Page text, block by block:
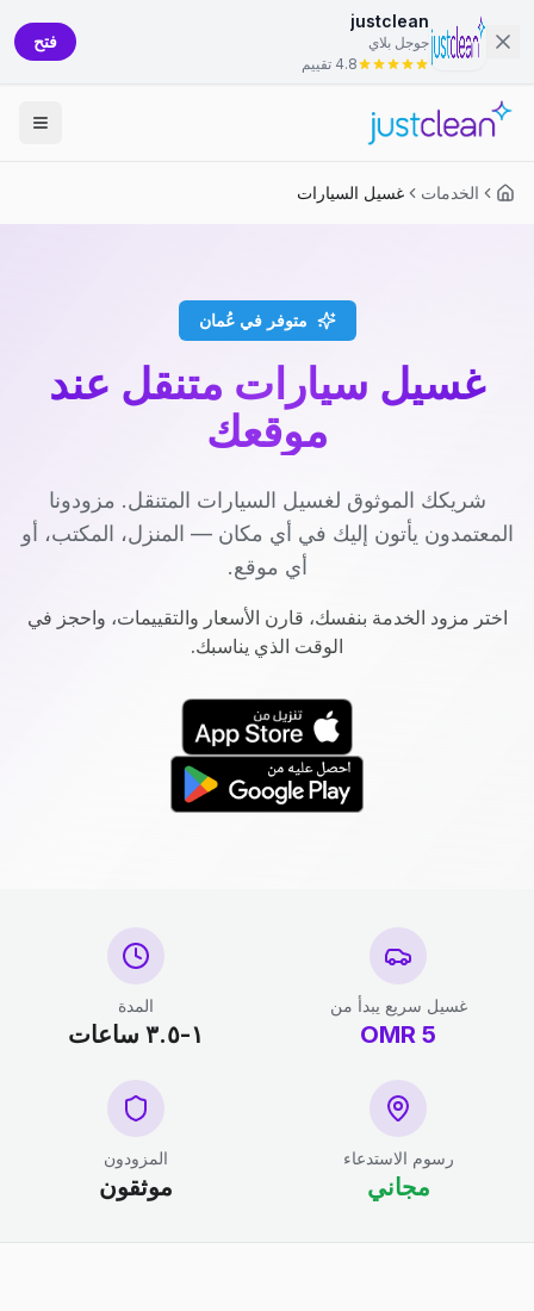
justclean
جوجل بلاي
4.8 تقييم
فتح
الخدمات غسيل السيارات
متوفر في عُمان
غسيل سيارات متنقل عند
موقعك
شريكك الموثوق لغسيل السيارات المتنقل. مزودونا
المعتمدون يأتون إليك في أي مكان — المنزل، المكتب، أو
أي موقع.
اختر مزود الخدمة بنفسك، قارن الأسعار والتقييمات، واحجز في
الوقت الذي يناسبك.
غسيل سريع يبدأ من
5
OMR
المدة
١-٣.٥ ساعات
رسوم الاستدعاء
مجاني
المزودون
موثقون